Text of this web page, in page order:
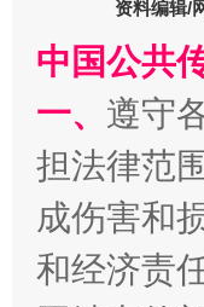
“刷贴”
资料编辑/
中国公共
一、 遵守
担法律范
成伤害和
和经济责